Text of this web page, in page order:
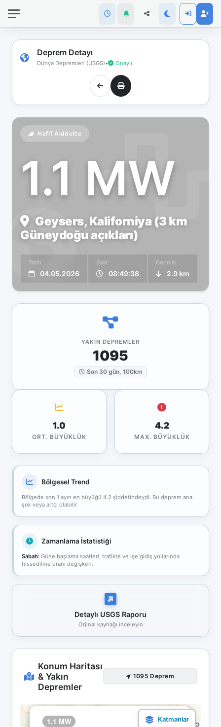
Deprem Detayı
Dünya Depremleri (USGS)• Onaylı
Hafif Åiddette
1.1 MW
Geysers, Kaliforniya (3 km
Güneydoğu açıkları)
Tarih
04.05.2026
Saat
08:49:38
Derinlik
2.9 km
YAKIN DEPREMLER
1095
Son 30 gün, 100km
1.0
ORT. BÜYÜKLÜK
4.2
MAX. BÜYÜKLÜK
Bölgesel Trend
Bölgede son 1 ayın en büyüğü 4.2 şiddetindeydi. Bu deprem ana
şok veya artçı olabilir.
Zamanlama İstatistiği
Sabah: Güne başlama saatleri, trafikte ve işe gidiş yollarında
hissedilme oranı değişken.
Detaylı USGS Raporu
Orjinal kaynağı inceleyin
Konum Haritası
& Yakın
Depremler
1095 Deprem
1.1 MW 04.05 08:49
×
bağlantınız
koptu!
Çevrimdışı
moddasınız.